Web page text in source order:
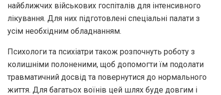
найближчих військових госпіталів для інтенсивного
лікування. Для них підготовлені спеціальні палати з
усім необхідним обладнанням.
Психологи та психіатри також розпочнуть роботу з
колишніми полоненими, щоб допомогти їм подолати
травматичний досвід та повернутися до нормального
життя. Для багатьох воїнів цей шлях буде довгим і